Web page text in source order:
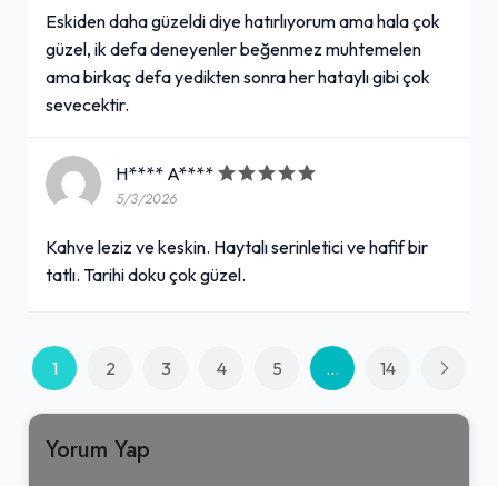
Eskiden daha güzeldi diye hatırlıyorum ama hala çok
güzel, ik defa deneyenler beğenmez muhtemelen
ama birkaç defa yedikten sonra her hataylı gibi çok
sevecektir.
H**** A****
5/3/2026
Kahve leziz ve keskin. Haytalı serinletici ve hafif bir
tatlı. Tarihi doku çok güzel.
1 2 3 4 5 ... 14
Yorum Yap